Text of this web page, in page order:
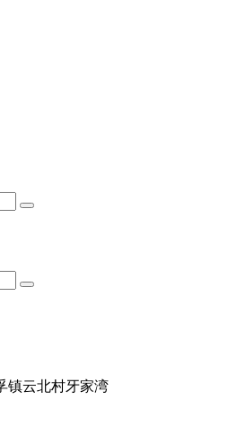
镇云北村牙家湾